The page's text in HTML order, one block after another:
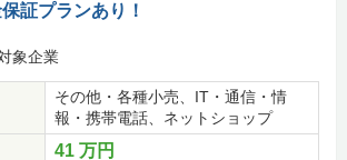
証プランあり！
象企業
その他・各種小売、IT・通信・情
報・携帯電話、ネットショップ
41 万円